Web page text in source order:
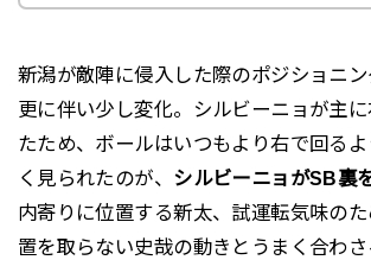
新潟が敵陣に侵入した際のポジショニ
更に伴い少し変化。シルビーニョが主
たため、ボールはいつもより右で回る
く見られたのが、 シルビーニョがSB裏
内寄りに位置する新太、試運転気味の
置を取らない史哉の動きとうまく合わ